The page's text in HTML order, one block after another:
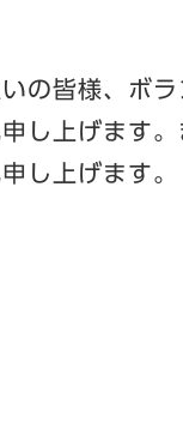
の皆様、ボラ
し上げます。
し上げます。